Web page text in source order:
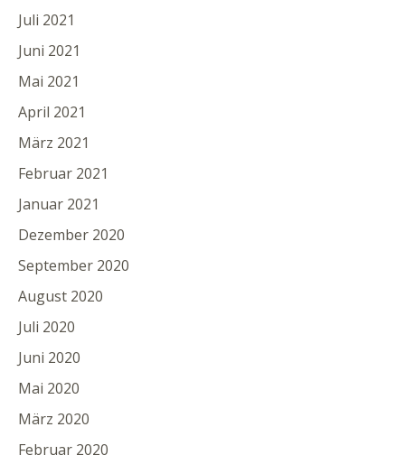
Juli 2021
Juni 2021
Mai 2021
April 2021
März 2021
Februar 2021
Januar 2021
Dezember 2020
September 2020
August 2020
Juli 2020
Juni 2020
Mai 2020
März 2020
Februar 2020